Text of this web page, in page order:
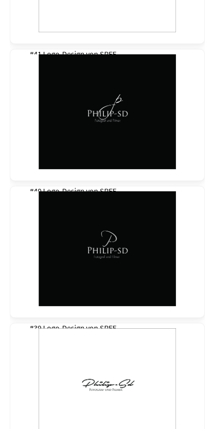
#41 Logo-Design vonSREE
#40 Logo-Design vonSREE
#39 Logo-Design vonSREE